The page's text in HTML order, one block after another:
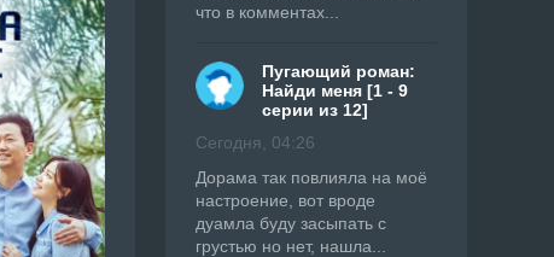
что в комментах...
Пугающий роман:
Найди меня [1 - 9
серии из 12]
Сегодня, 04:26
Дорама так повлияла на моё
настроение, вот вроде
дуамла буду засыпать с
грустью но нет, нашла...